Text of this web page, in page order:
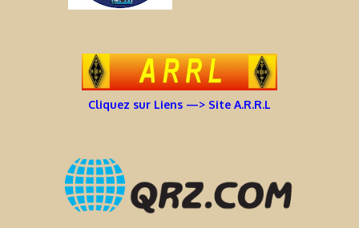
Cliquez sur Liens —> Site A.R.R.L